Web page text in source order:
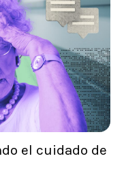
el cuidado de